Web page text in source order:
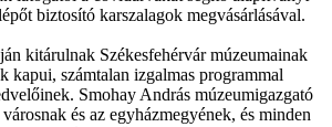
biztosító karszalagok megvásárlásával.
kitárulnak Székesfehérvár múzeumainak
kapui, számtalan izgalmas programmal
Smohay András múzeumigazgató
és az egyházmegyének, és minden